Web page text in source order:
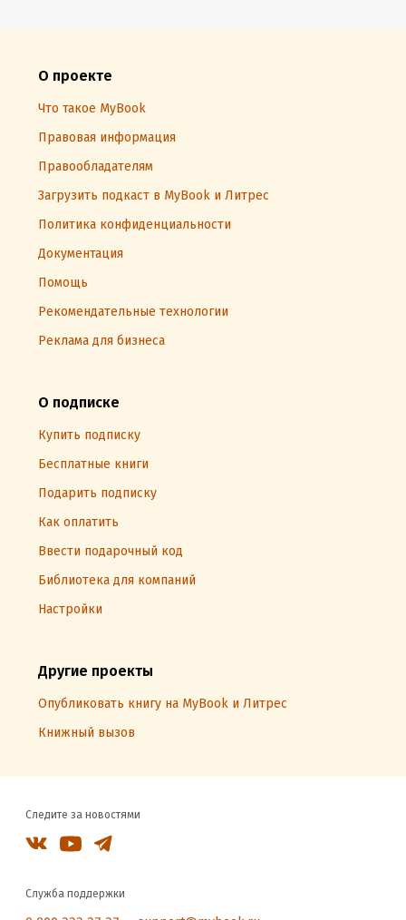
О проекте
Что такое MyBook
Правовая информация
Правообладателям
Загрузить подкаст в MyBook и Литрес
Политика конфиденциальности
Документация
Помощь
Рекомендательные технологии
Реклама для бизнеса
О подписке
Купить подписку
Бесплатные книги
Подарить подписку
Как оплатить
Ввести подарочный код
Библиотека для компаний
Настройки
Другие проекты
Опубликовать книгу на MyBook и Литрес
Книжный вызов
Следите за новостями
Служба поддержки